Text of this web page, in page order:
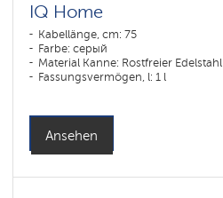
IQ Home
Kabellänge, cm: 75
Farbe: серый
Material Kanne: Rostfreier Edelstahl
Fassungsvermögen, l: 1 l
Ansehen